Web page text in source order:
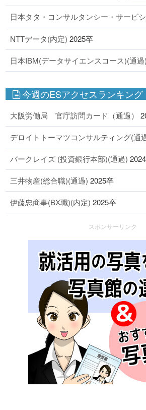
日本タタ・コンサルタンシー・サービシ
NTTデータ(内定) 2025卒
日本IBM(データサイエンスコース)(通過)
今週のESアクセスランキング
大阪労働局 官庁訪問カード（通過）
デロイトトーマツコンサルティング(通
バークレイズ (投資銀行本部)(通過)
三井物産(総合職)(通過) 2025卒
伊藤忠商事(BX職)(内定) 2025卒
スポンサーリンク